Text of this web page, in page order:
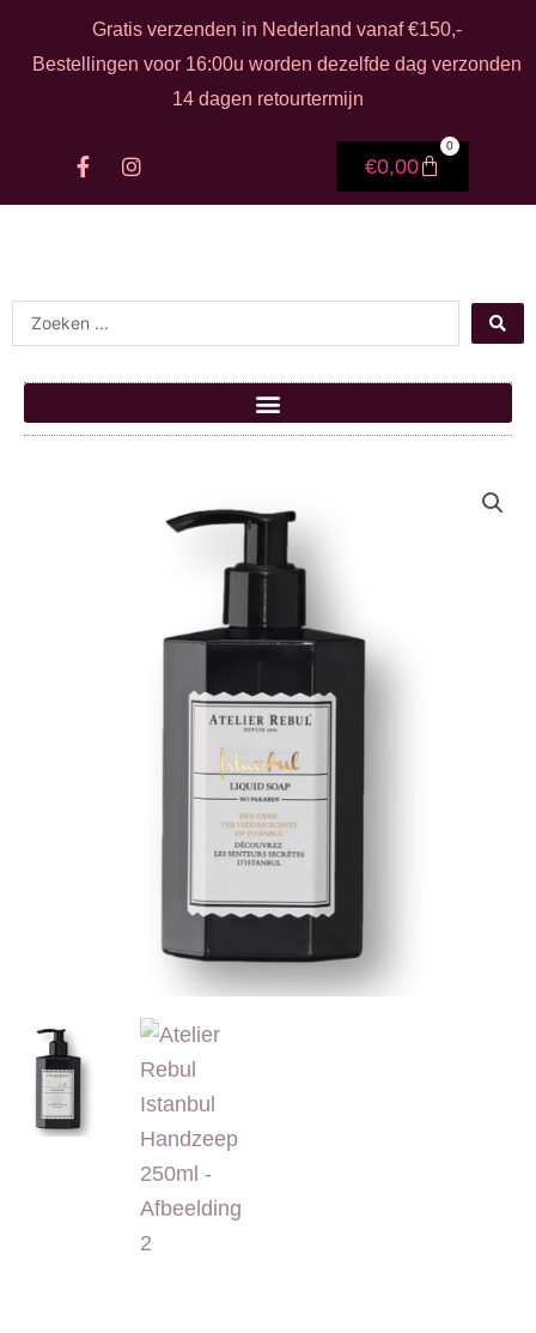
Ga naar de inhoud
Gratis verzenden in Nederland vanaf €150,-
Bestellingen voor 16:00u worden dezelfde dag verzonden
14 dagen retourtermijn
F
a
k
-
f
I
n
a
€0,00
0
Search ...